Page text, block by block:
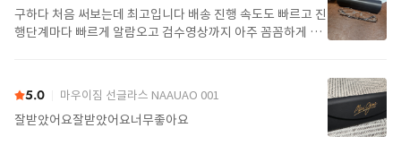
구하다 처음 써보는데 최고입니다 배송 진행 속도도 빠르고 진
행단계마다 빠르게 알람오고 검수영상까지 아주 꼼꼼하게 찍
5.0 마우이짐 선글라스 NAAUAO 001
잘받았어요잘받았어요너무좋아요